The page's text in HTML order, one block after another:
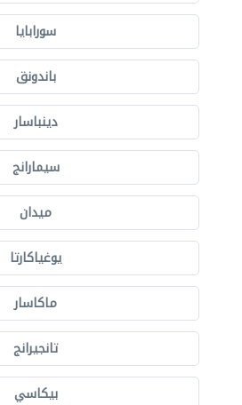
سورابايا
باندونق
دينباسار
سيمارانج
ميدان
يوغياكارتا
ماكاسار
تانجيرانج
بيكاسي